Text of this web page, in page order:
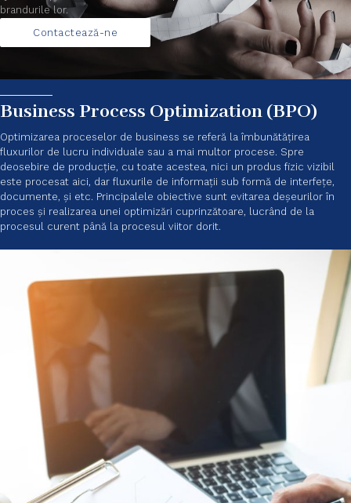
brandurile lor.
Contactează-ne
Business Process Optimization (BPO)
Optimizarea proceselor de business se referă la îmbunătățirea
fluxurilor de lucru individuale sau a mai multor procese. Spre
deosebire de producție, cu toate acestea, nici un produs fizic vizibil
este procesat aici, dar fluxurile de informații sub formă de interfețe,
documente, și etc. Principalele obiective sunt evitarea deșeurilor în
proces și realizarea unei optimizări cuprinzătoare, lucrând de la
procesul curent până la procesul viitor dorit.